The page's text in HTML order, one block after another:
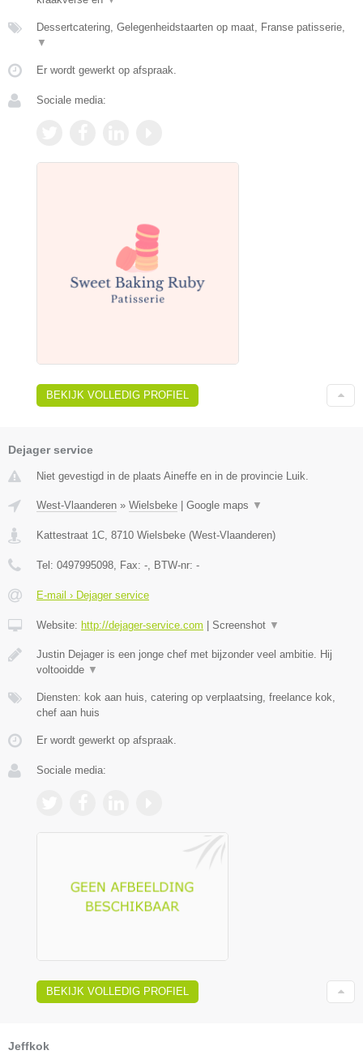
Dessertcatering, Gelegenheidstaarten op maat, Franse patisserie,
▼
Er wordt gewerkt op afspraak.
Sociale media:
BEKIJK VOLLEDIG PROFIEL
Dejager service
Niet gevestigd in de plaats Aineffe en in de provincie Luik.
West-Vlaanderen » Wielsbeke Google maps ▼
Kattestraat 1C, 8710 Wielsbeke (West-Vlaanderen)
Tel: 0497995098, Fax: -, BTW-nr: -
E-mail › Dejager service
Website: http://dejager-service.com Screenshot ▼
Justin Dejager is een jonge chef met bijzonder veel ambitie. Hij
voltooidde ▼
Diensten: kok aan huis, catering op verplaatsing, freelance kok,
chef aan huis
Er wordt gewerkt op afspraak.
Sociale media:
BEKIJK VOLLEDIG PROFIEL
Jeffkok